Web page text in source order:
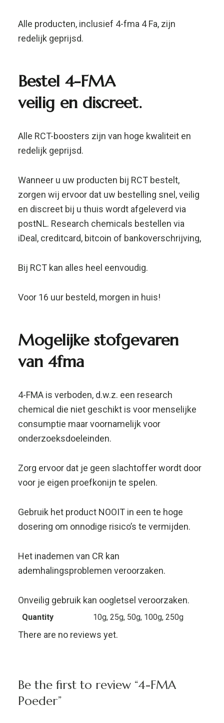
Wanneer u uw producten bij RCT bestelt,
zorgen wij ervoor dat uw bestelling snel, veilig
iDeal, creditcard, bitcoin of bankoverschrijving,
Bij RCT kan alles heel eenvoudig.
Voor 16 uur besteld, morgen in huis!
Mogelijkestofgevaren
van 4fma
4-FMA is verboden, d.w.z. een research
consumptie maar voornamelijk voor
Gebruik het product NOOIT in een te hoge
dosering om onnodige risico’s te vermijden.
Het inademen van CR kan
ademhalingsproblemen veroorzaken.
Onveilig gebruik kan oogletsel veroorzaken.
There are no reviews yet.
Be the first to review “4-FMA
Your email address will not be published.
Name*